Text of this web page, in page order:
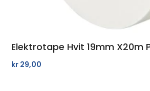
Elektrotape Hvit 19mm X20m
kr 29,00